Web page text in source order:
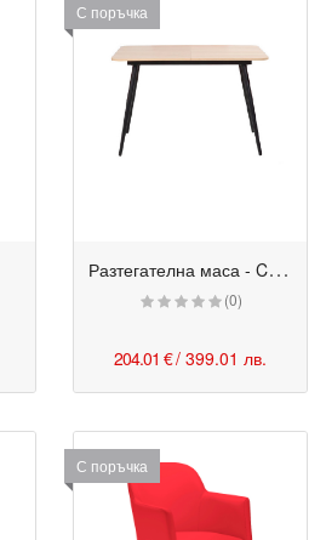
С поръчка
Р
азтегателна маса - Casey
(0)
204.01 €/ 399.01 лв.
С поръчка